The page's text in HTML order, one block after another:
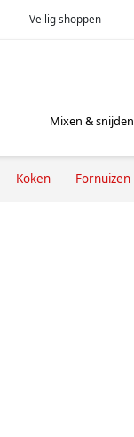
Veilig shoppen
Mixen & snijden
Koken Fornuizen